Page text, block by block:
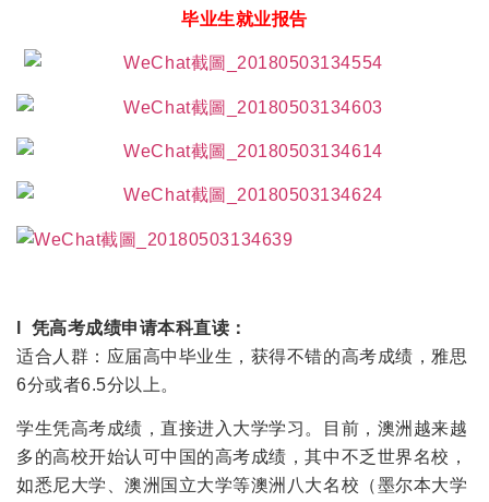
毕业生就业报告
l 凭高考成绩申请本科直读：
适合人群：应届高中毕业生，获得不错的高考成绩，雅思
6分或者6.5分以上。
学生凭高考成绩，直接进入大学学习。目前，澳洲越来越
多的高校开始认可中国的高考成绩，其中不乏世界名校，
如悉尼大学、澳洲国立大学等澳洲八大名校（墨尔本大学